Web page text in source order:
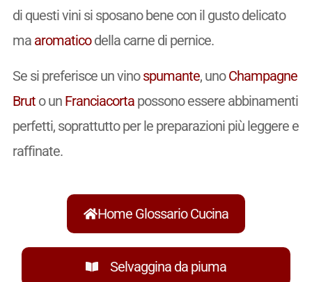
di questi vini si sposano bene con il gusto delicato
ma aromaticodella carne di pernice.
Se si preferisce un vinospumante, unoChampagne
Bruto un Franciacortapossono essere abbinamenti
perfetti, soprattutto per le preparazioni più leggere e
raffinate.
Home Glossario Cucina
Selvaggina da piuma